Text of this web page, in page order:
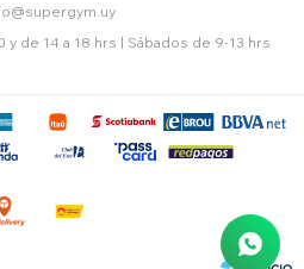
y de 14 a 18 hrs | Sábados de 9-13 hrs